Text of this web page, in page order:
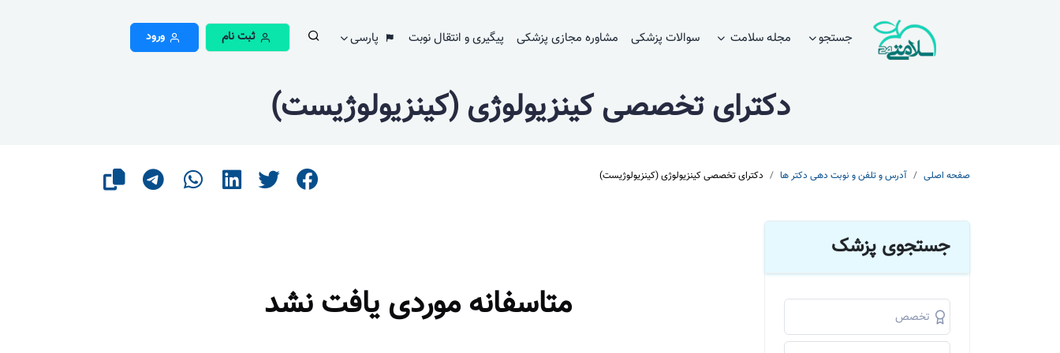
جستجو مجله سلامت سوالات پزشکی مشاوره مجازی پزشکی پیگیری و انتقال نوبت پارسی ثبت نام ورود
دکترای تخصصی کینزیولوژی (کینزیولوژیست)
صفحه اصلی آدرس و تلفن و نوبت دهی دکتر ها دکترای تخصصی کینزیولوژی (کینزیولوژیست)
جستجوی پزشک
متاسفانه موردی یافت نشد